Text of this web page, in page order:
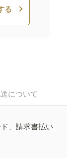
る
について
、請求書払い